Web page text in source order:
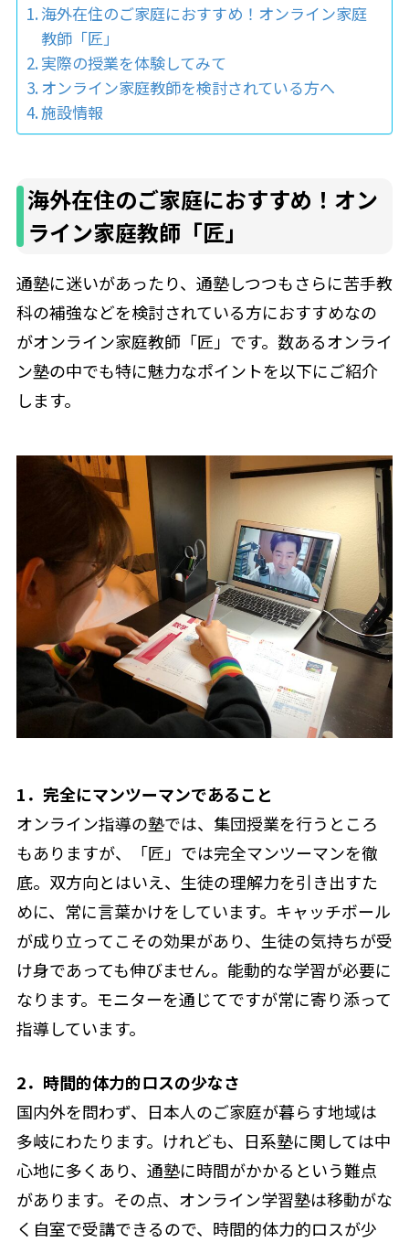
海外在住のご家庭におすすめ！オンライン家庭
教師「匠」
実際の授業を体験してみて
オンライン家庭教師を検討されている方へ
施設情報
海外在住のご家庭におすすめ！オン
ライン家庭教師「匠」
通塾に迷いがあったり、通塾しつつもさらに苦手教
科の補強などを検討されている方におすすめなの
がオンライン家庭教師「匠」です。数あるオンライ
ン塾の中でも特に魅力なポイントを以下にご紹介
します。
1．完全にマンツーマンであること
オンライン指導の塾では、集団授業を行うところ
もありますが、「匠」では完全マンツーマンを徹
底。双方向とはいえ、生徒の理解力を引き出すた
めに、常に言葉かけをしています。キャッチボール
が成り立ってこその効果があり、生徒の気持ちが受
け身であっても伸びません。能動的な学習が必要に
なります。モニターを通じてですが常に寄り添って
指導しています。
2．時間的体力的ロスの少なさ
国内外を問わず、日本人のご家庭が暮らす地域は
多岐にわたります。けれども、日系塾に関しては中
心地に多くあり、通塾に時間がかかるという難点
があります。その点、オンライン学習塾は移動がな
く自室で受講できるので、時間的体力的ロスが少